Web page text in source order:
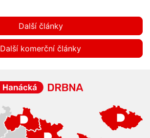
Další články
Další komerční články